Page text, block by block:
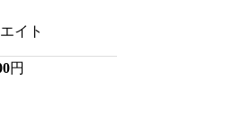
イト
円